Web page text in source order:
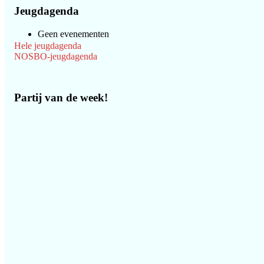
Jeugdagenda
Geen evenementen
Hele jeugdagenda
NOSBO-jeugdagenda
Partij van de week!